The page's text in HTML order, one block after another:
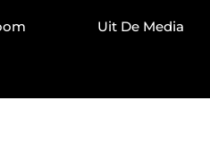
Uit De Media